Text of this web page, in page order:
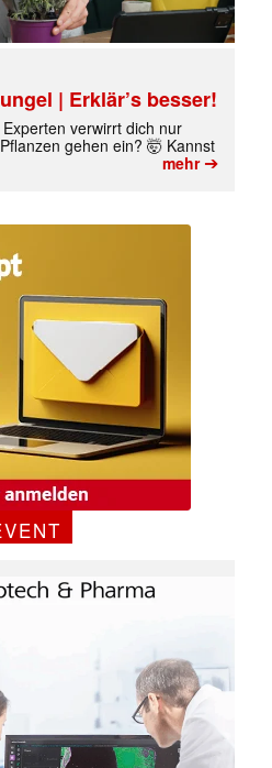
informiert.
| Erklär’s besser!
verwirrt dich nur
gehen ein? 🤯 Kannst
mehr➔